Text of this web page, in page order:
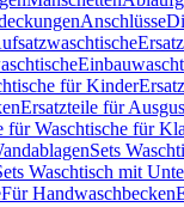
Anschlüsse
für Kinder
Ersatzteile für
für Waschtische für
Sets
Waschtisch mit
Für Handwaschbecken